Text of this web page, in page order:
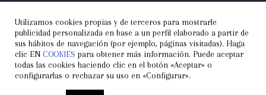
Información Aviso Legal Privacidad
Condiciones de Contratación Cookies Contacto
Utilizamos cookies propias y de terceros para mostrarle
publicidad personalizada en base a un perfil elaborado a partir de
sus hábitos de navegación (por ejemplo, páginas visitadas). Haga
clic EN COOKIES para obtener más información. Puede aceptar
todas las cookies haciendo clic en el botón «Aceptar» o
configurarlas o rechazar su uso en «Configurar».